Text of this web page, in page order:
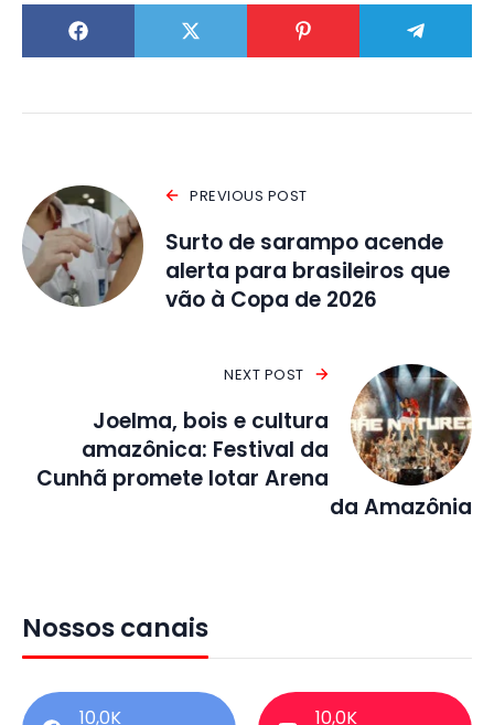
PREVIOUS POST
Surto de sarampo acende
alerta para brasileiros que
vão à Copa de 2026
NEXT POST
Joelma, bois e cultura
amazônica: Festival da
Cunhã promete lotar Arena
da Amazônia
Nossos canais
10,0K 10,0K